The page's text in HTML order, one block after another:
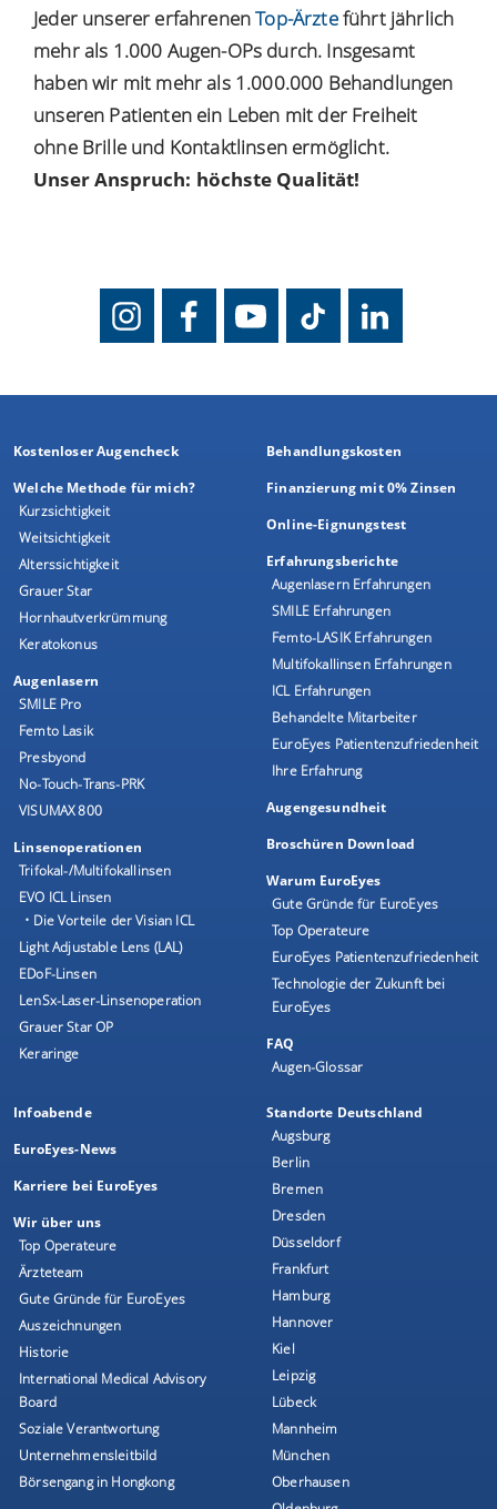
Jeder unserer erfahrenenTop-Ärzteführt jährlich
mehr als 1.000 Augen-OPs durch. Insgesamt
haben wir mit mehr als 1.000.000 Behandlungen
unseren Patienten ein Leben mit der Freiheit
ohne Brille und Kontaktlinsen ermöglicht.
Unser Anspruch: höchste Qualität!
Kostenloser Augencheck
Welche Methode für mich?
Kurzsichtigkeit
Weitsichtigkeit
Alterssichtigkeit
Grauer Star
Hornhautverkrümmung
Keratokonus
Augenlasern
SMILE Pro
Femto Lasik
Presbyond
No-Touch-Trans-PRK
VISUMAX 800
Linsenoperationen
Trifokal-/Multifokallinsen
EVO ICL Linsen
• Die Vorteile der Visian ICL
Light Adjustable Lens (LAL)
EDoF-Linsen
LenSx-Laser-Linsenoperation
Grauer Star OP
Keraringe
Behandlungskosten
Finanzierung mit 0% Zinsen
Online-Eignungstest
Erfahrungsberichte
Augenlasern Erfahrungen
SMILE Erfahrungen
Femto-LASIK Erfahrungen
Multifokallinsen Erfahrungen
ICL Erfahrungen
Behandelte Mitarbeiter
EuroEyes Patientenzufriedenheit
Ihre Erfahrung
Augengesundheit
Broschüren Download
Warum EuroEyes
Gute Gründe für EuroEyes
Top Operateure
EuroEyes Patientenzufriedenheit
Technologie der Zukunft bei
EuroEyes
FAQ
Augen-Glossar
Infoabende
EuroEyes-News
Karriere bei EuroEyes
Wir über uns
Top Operateure
Ärzteteam
Gute Gründe für EuroEyes
Auszeichnungen
Historie
International Medical Advisory
Board
Soziale Verantwortung
Unternehmensleitbild
Börsengang in Hongkong
Standorte Deutschland
Augsburg
Berlin
Bremen
Dresden
Düsseldorf
Frankfurt
Hamburg
Hannover
Kiel
Leipzig
Lübeck
Mannheim
München
Oberhausen